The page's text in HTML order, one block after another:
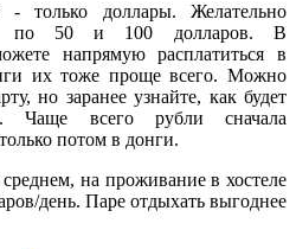
- только доллары. Желательно
по 50 и 100 долларов. В
напрямую расплатиться в
их тоже проще всего. Можно
но заранее узнайте, как будет
Чаще всего рубли сначала
потом в донги.
на проживание в хостеле
день. Паре отдыхать выгоднее